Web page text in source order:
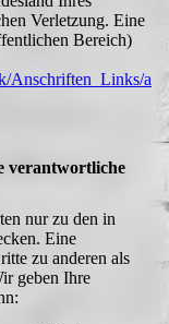
Verletzung. Eine
Bereich)
Anschriften_Links/a
verantwortliche
nur zu den in
Eine
zu anderen als
geben Ihre